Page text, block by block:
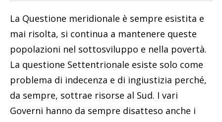
La Questione meridionale è sempre esistita e
mai risolta, si continua a mantenere queste
popolazioni nel sottosviluppo e nella povertà.
La questione Settentrionale esiste solo come
problema di indecenza e di ingiustizia perché,
da sempre, sottrae risorse al Sud. I vari
Governi hanno da sempre disatteso anche i